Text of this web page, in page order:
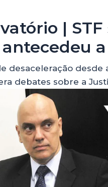
|
desaceleração
debates sobre a